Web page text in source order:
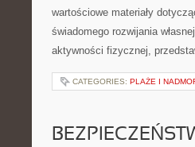
wartościowe materiały
świadomego rozwijania
aktywności fizycznej,
CATEGORIES: PLAŻE I